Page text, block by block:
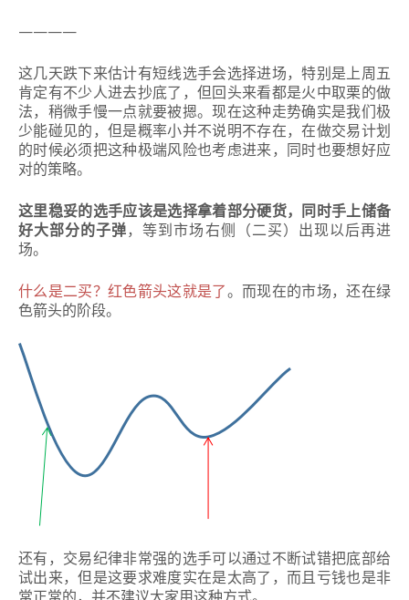
————
这几天跌下来估计有短线选手会选择进场，特别是上周五
肯定有不少人进去抄底了，但回头来看都是火中取栗的做
法，稍微手慢一点就要被摁。现在这种走势确实是我们极
少能碰见的，但是概率小并不说明不存在，在做交易计划
的时候必须把这种极端风险也考虑进来，同时也要想好应
对的策略。
这里稳妥的选手应该是选择拿着部分硬货，同时手上储备
好大部分的子弹，等到市场右侧（二买）出现以后再进
场。
什么是二买？红色箭头这就是了。而现在的市场，还在绿
色箭头的阶段。
还有，交易纪律非常强的选手可以通过不断试错把底部给
试出来，但是这要求难度实在是太高了，而且亏钱也是非